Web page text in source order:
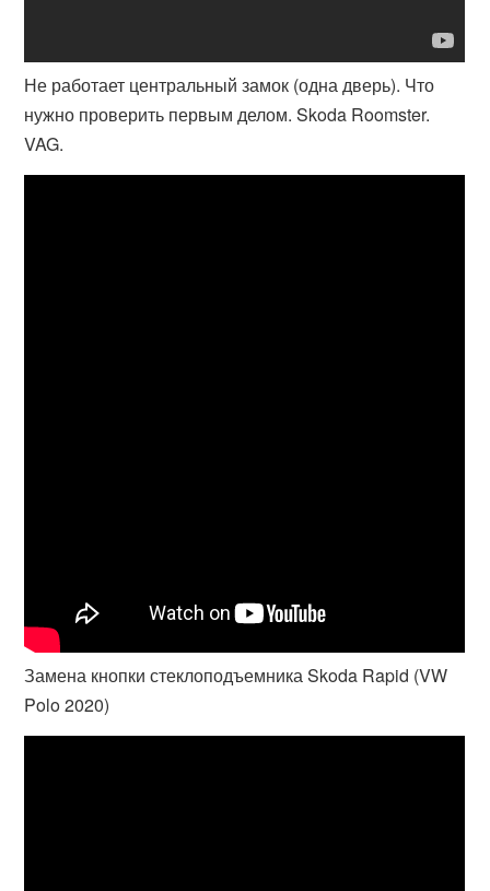
Не работает центральный замок (одна дверь). Что
нужно проверить первым делом. Skoda Roomster.
VAG.
Замена кнопки стеклоподъемника Skoda Rapid (VW
Polo 2020)